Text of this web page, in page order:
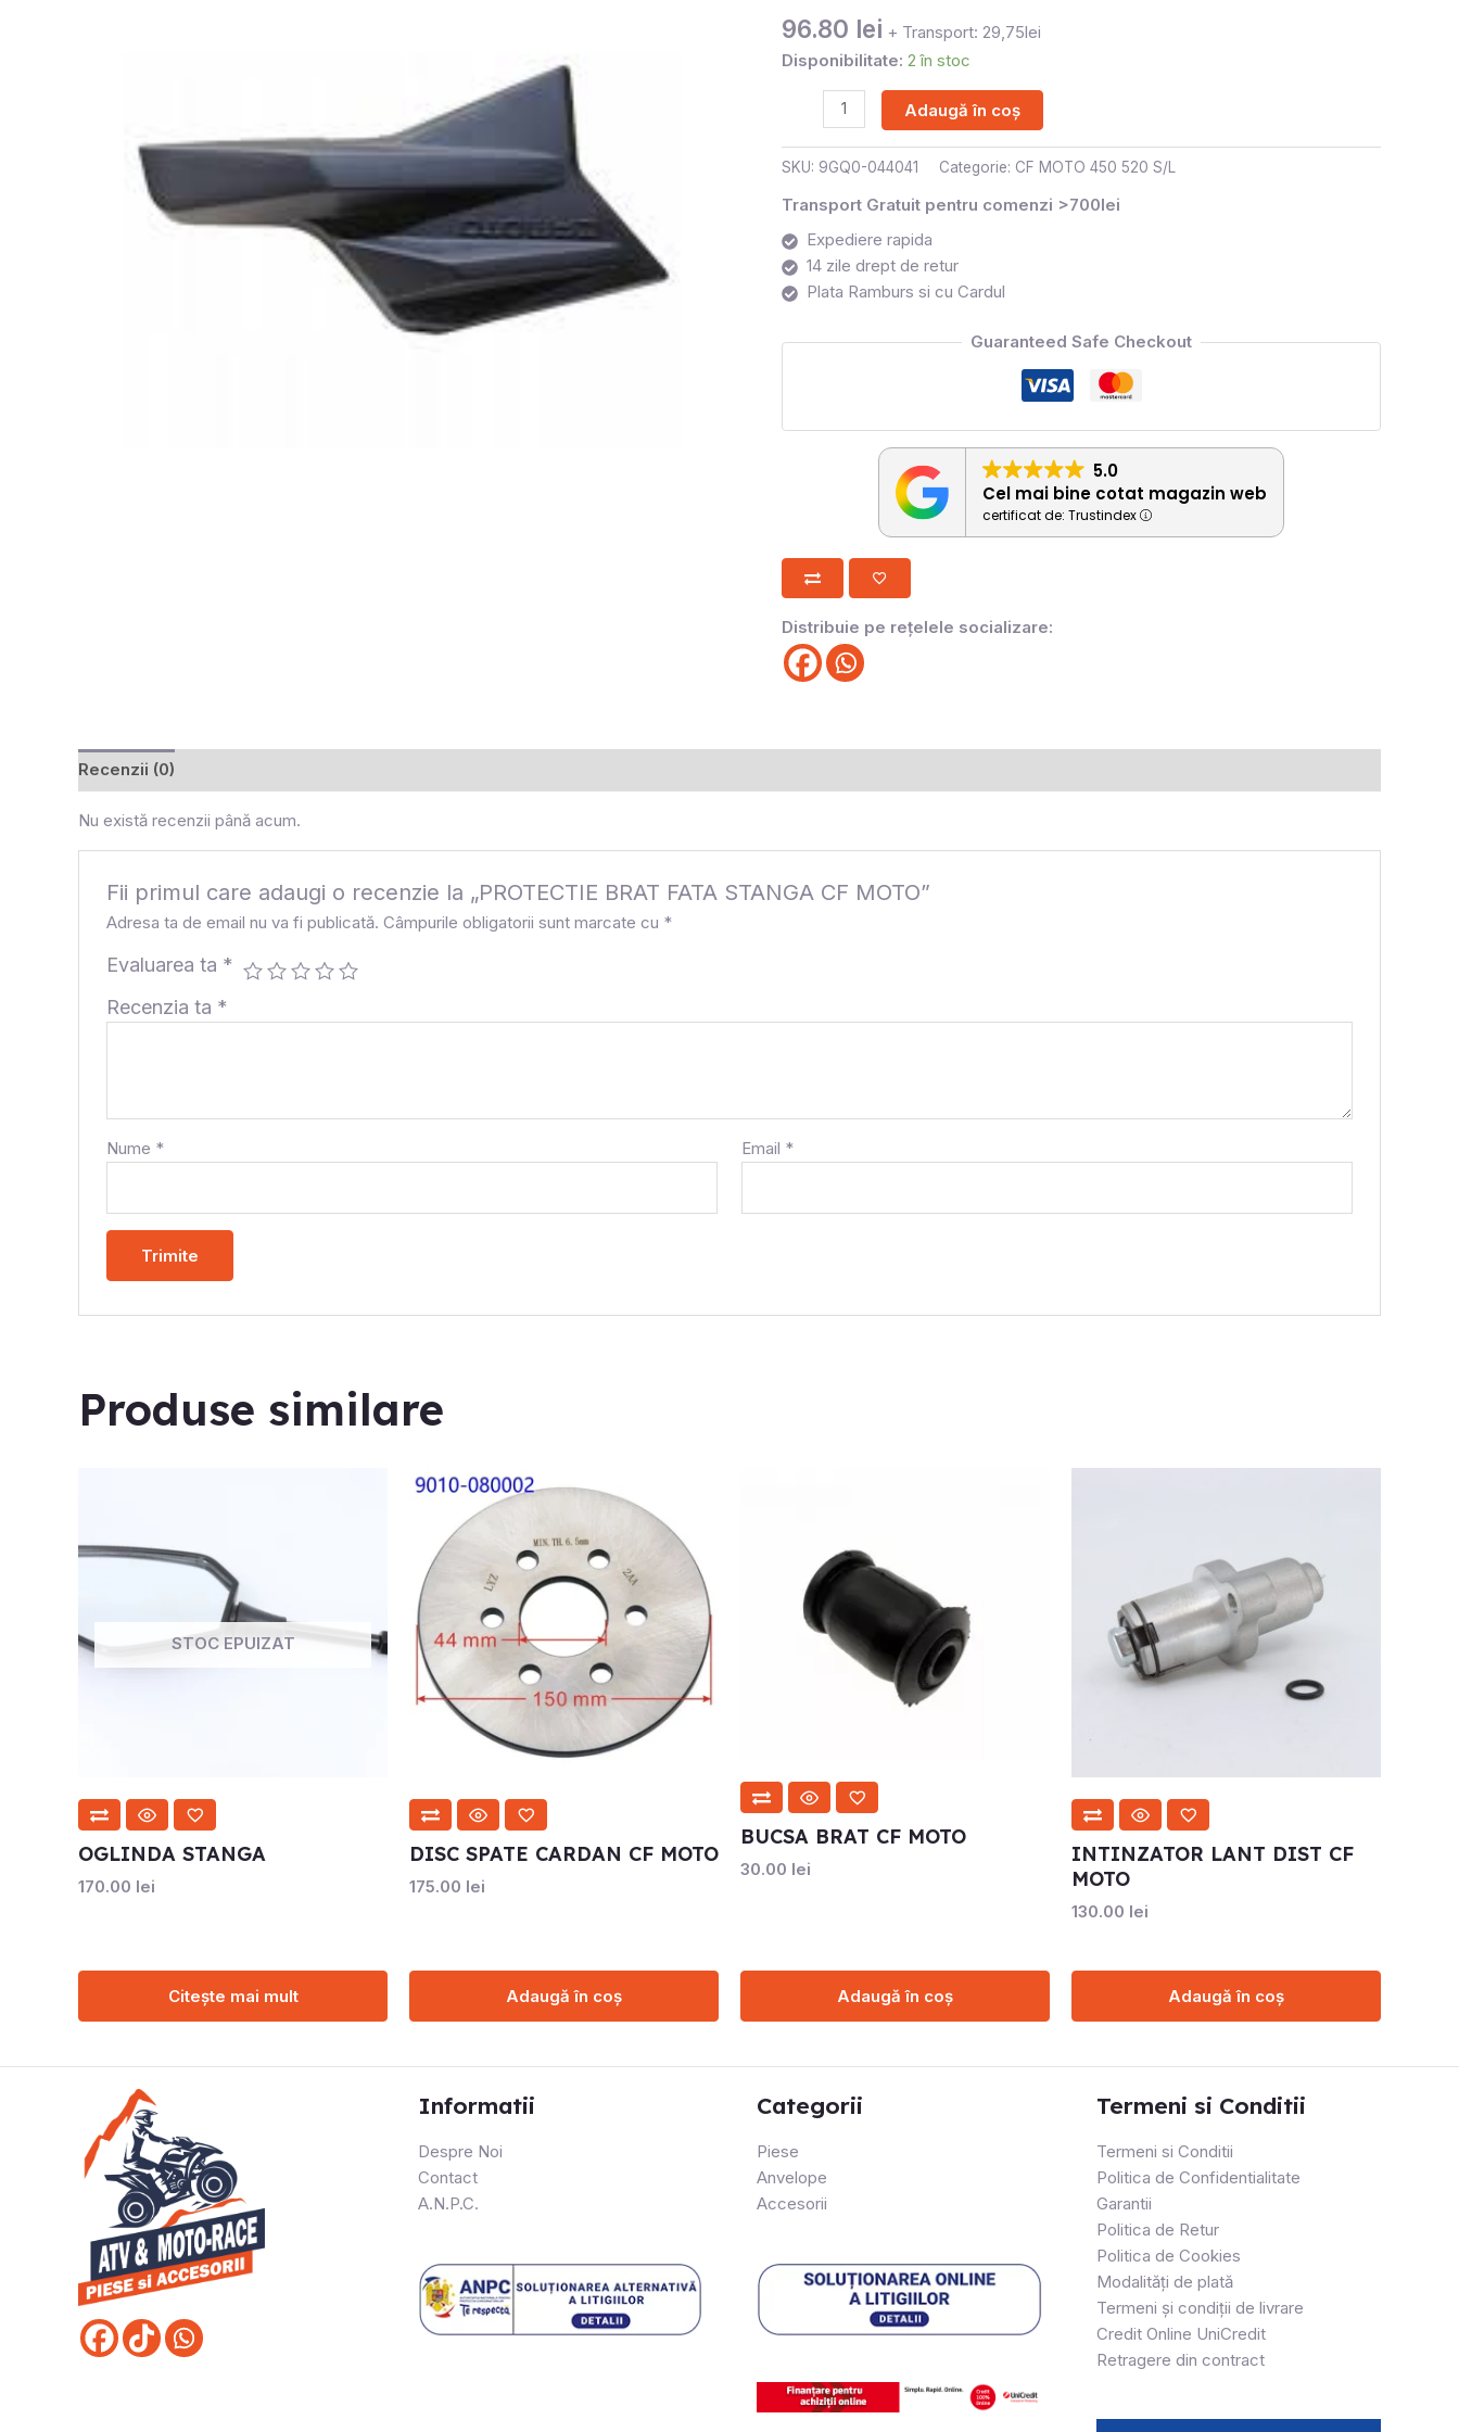
96.80 lei + Transport: 29,75lei
Disponibilitate: 2 în stoc
MOTO
Adaugă în coș
SKU: 9GQ0-044041 Categorie: CF MOTO 450 520 S/L
Transport Gratuit pentru comenzi >700lei
Expediere rapida
14 zile drept de retur
Plata Ramburs si cu Cardul
Guaranteed Safe Checkout
5.0
Cel mai bine cotat magazin web
certificat de: Trustindex
Distribuie pe rețelele socializare:
Recenzii (0)
Nu există recenzii până acum.
Fii primul care adaugi o recenzie la „PROTECTIE BRAT FATA STANGA CF MOTO”
Adresa ta de email nu va fi publicată. Câmpurile obligatorii sunt marcate cu *
Evaluarea ta *
Recenzia ta *
Nume * Email *
Produse similare
STOC EPUIZAT
OGLINDA STANGA
170.00 lei
Citește mai mult
DISC SPATE CARDAN CF MOTO
175.00 lei
Adaugă în coș
BUCSA BRAT CF MOTO
30.00 lei
Adaugă în coș
INTINZATOR LANT DIST CF
MOTO
130.00 lei
Adaugă în coș
Informatii
Despre Noi
Contact
A.N.P.C.
Categorii
Piese
Anvelope
Accesorii
Termeni si Conditii
Termeni si Conditii
Politica de Confidentialitate
Garantii
Politica de Retur
Politica de Cookies
Modalități de plată
Termeni și condiții de livrare
Credit Online UniCredit
Retragere din contract